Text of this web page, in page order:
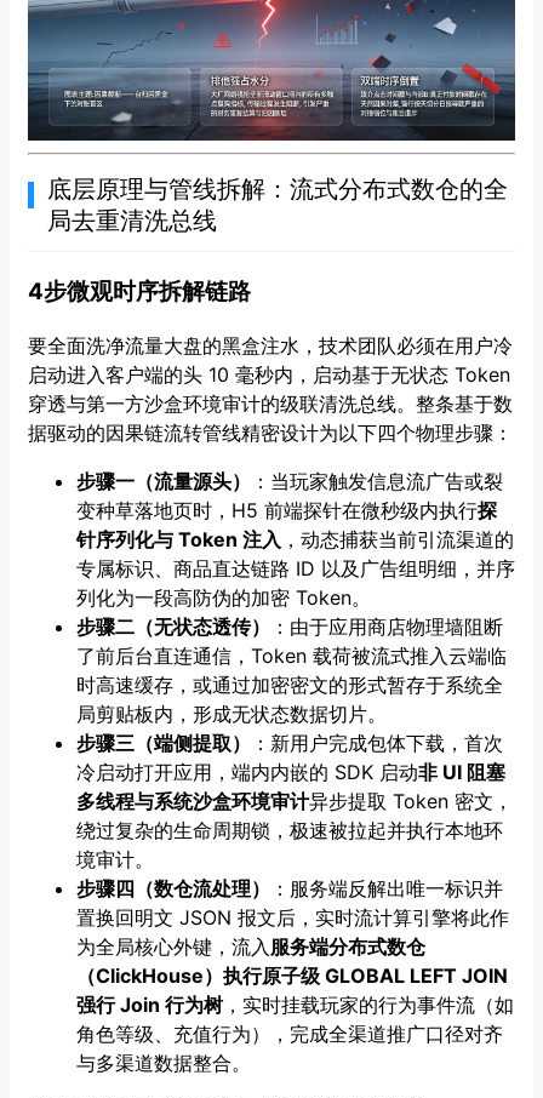
底层原理与管线拆解：流式分布式数仓的全
局去重清洗总线
4步微观时序拆解链路
要全面洗净流量大盘的黑盒注水，技术团队必须在用户冷
启动进入客户端的头 10 毫秒内，启动基于无状态 Token
穿透与第一方沙盒环境审计的级联清洗总线。整条基于数
据驱动的因果链流转管线精密设计为以下四个物理步骤：
步骤一（流量源头）
：当玩家触发信息流广告或裂
变种草落地页时，H5 前端探针在微秒级内执行探
针序列化与 Token 注入 ，动态捕获当前引流渠道的
专属标识、商品直达链路 ID 以及广告组明细，并序
列化为一段高防伪的加密 Token。
步骤二（无状态透传）
：由于应用商店物理墙阻断
了前后台直连通信，Token 载荷被流式推入云端临
时高速缓存，或通过加密密文的形式暂存于系统全
局剪贴板内，形成无状态数据切片。
步骤三（端侧提取）
：新用户完成包体下载，首次
冷启动打开应用，端内内嵌的 SDK 启动非 UI 阻塞
多线程与系统沙盒环境审计异步提取 Token 密文，
绕过复杂的生命周期锁，极速被拉起并执行本地环
境审计。
步骤四（数仓流处理）
：服务端反解出唯一标识并
置换回明文 JSON 报文后，实时流计算引擎将此作
为全局核心外键，流入服务端分布式数仓
（ClickHouse）执行原子级 GLOBAL LEFT JOIN
强行 Join 行为树，实时挂载玩家的行为事件流（如
角色等级、充值行为），完成全渠道推广口径对齐
与多渠道数据整合。